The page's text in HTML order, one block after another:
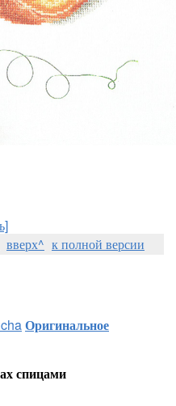
вверх^ к полной версии
Оригинальное
спицами